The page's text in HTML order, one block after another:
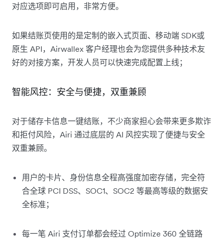
对应选项即可启用，非常方便。
如果结账页使用的是定制的嵌入式页面、移动端 SDK或
原生 API，Airwallex 客户经理也会为您提供多种技术友
好的对接方案，开发人员可以快速完成配置上线；
智能风控：安全与便捷，双重兼顾
对于储存卡信息一键结账，不少商家担心会带来更多欺诈
和拒付风险，Airi 通过底层的 AI 风控实现了便捷与安全
双重兼顾。
用户的卡片、身份信息全程高强度加密存储，完全符
合全球 PCI DSS、SOC1、SOC2 等最高等级的数据安
全标准；
每一笔 Airi 支付订单都会经过 Optimize 360 全链路